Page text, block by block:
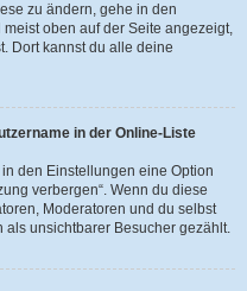
zu ändern, gehe in den
oben auf der Seite angezeigt,
Dort kannst du alle deine
in der Online-Liste
den Einstellungen eine Option
verbergen“. Wenn du diese
Moderatoren und du selbst
unsichtbarer Besucher gezählt.